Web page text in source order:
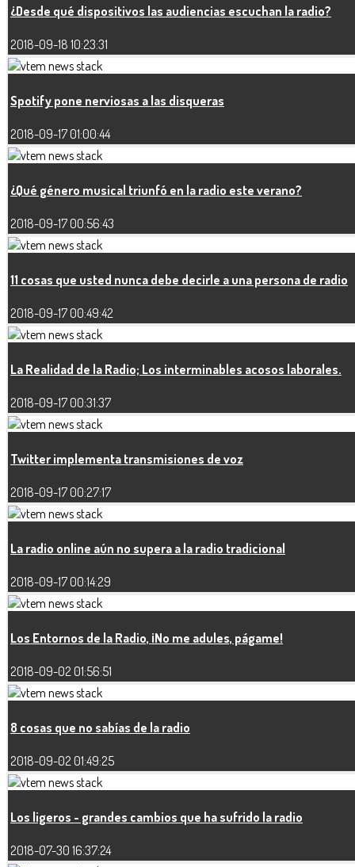
¿Desde qué dispositivos las audiencias escuchan la radio?
2018-09-18 10:23:31
Spotify pone nerviosas a las disqueras
2018-09-17 01:00:44
¿Qué género musical triunfó en la radio este verano?
2018-09-17 00:56:43
11 cosas que usted nunca debe decirle a una persona de radio
2018-09-17 00:49:42
La Realidad de la Radio; Los interminables acosos laborales.
2018-09-17 00:31:37
Twitter implementa transmisiones de voz
2018-09-17 00:27:17
La radio online aún no supera a la radio tradicional
2018-09-17 00:14:29
Los Entornos de la Radio, ¡No me adules, págame!
2018-09-02 01:56:51
8 cosas que no sabías de la radio
2018-09-02 01:49:25
Los ligeros - grandes cambios que ha sufrido la radio
2018-07-30 16:37:24